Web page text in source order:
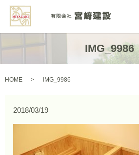
IMG_9986
HOME IMG_9986
2018/03/19